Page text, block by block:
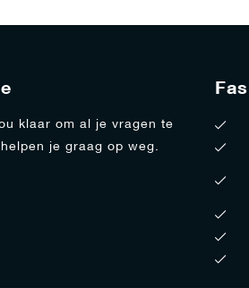
klaar om al je vragen te
je graag op weg.